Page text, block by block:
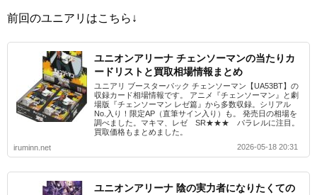
前回のユニアリはこちら↓
ユニオンアリーナ チェンソーマンの当たりカ
ードリストと買取相場情報まとめ
ユニアリ ブースターパック チェンソーマン【UA53BT】の
収録カード相場情報です。 アニメ『チェンソーマン』と劇
場版『チェンソーマン レゼ篇』から多数収録。シリアル
No.入り！限定AP（直筆サイン入り）も。 発売日の相場を
調べました。マキマ、レゼ SR★★★ パラレルに注目。
買取価格もまとめました。
iruminn.net
2026-05-18 20:31
ユニオンアリーナ 陰の実力者になりたくての